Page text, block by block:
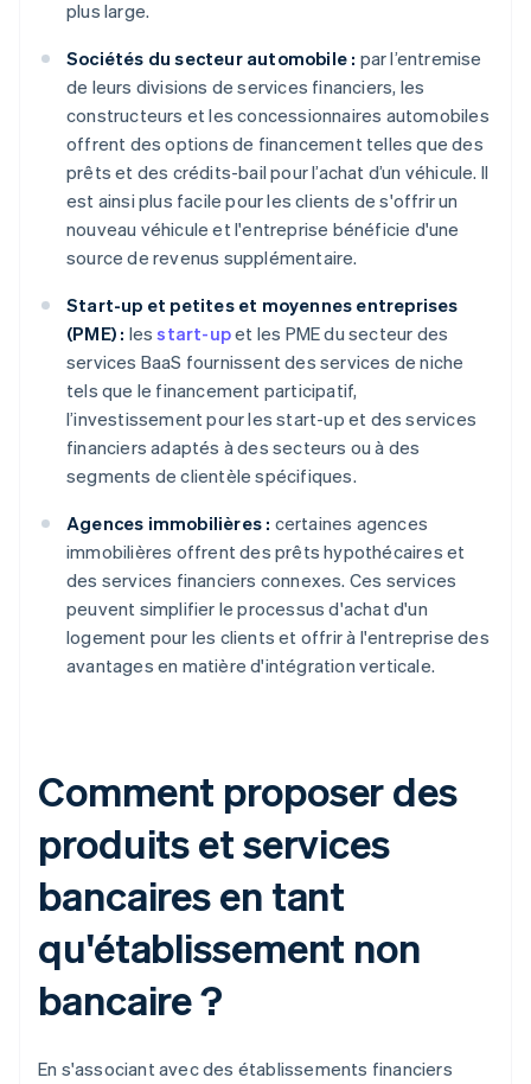
plus large.
Sociétés du secteur automobile : par l’entremise
de leurs divisions de services financiers, les
constructeurs et les concessionnaires automobiles
offrent des options de financement telles que des
prêts et des crédits-bail pour l’achat d’un véhicule. Il
est ainsi plus facile pour les clients de s'offrir un
nouveau véhicule et l'entreprise bénéficie d'une
source de revenus supplémentaire.
Start-up et petites et moyennes entreprises
(PME) : lesstart-upet les PME du secteur des
services BaaS fournissent des services de niche
tels que le financement participatif,
l’investissement pour les start-up et des services
financiers adaptés à des secteurs ou à des
segments de clientèle spécifiques.
Agences immobilières : certaines agences
immobilières offrent des prêts hypothécaires et
des services financiers connexes. Ces services
peuvent simplifier le processus d'achat d'un
logement pour les clients et offrir à l'entreprise des
avantages en matière d'intégration verticale.
Comment proposer des
produits et services
bancaires en tant
qu'établissement non
bancaire ?
En s'associant avec des établissements financiers